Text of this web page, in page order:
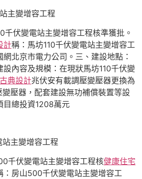
主變增容工程
千伏變電站主變增容工程核準獲批。
計稱：馬坊110千伏變電站主變增容工
北京市電力公司。三、建設地點：
內容及規模：在現狀馬坊110千伏變
典設計兆伏安有載調壓變壓器更換為
壓器，配套建設無功補償裝置等設
目總投資1208萬元
主變增容工程
千伏變電站主變增容工程核健康住宅
：房山500千伏變電站主變增容工